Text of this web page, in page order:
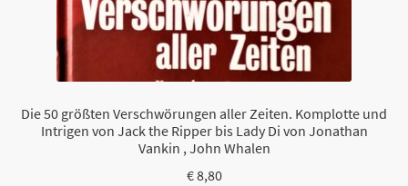
Die 50 größten Verschwörungen aller Zeiten. Komplotte und
Intrigen von Jack the Ripper bis Lady Di von Jonathan
Vankin , John Whalen
€8,80